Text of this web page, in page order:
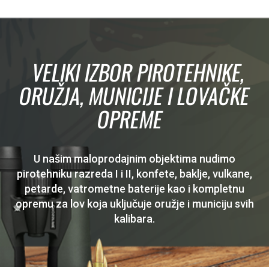
VELIKI IZBOR PIROTEHNIKE,
ORUŽJA, MUNICIJE I LOVAČKE
OPREME
U našim maloprodajnim objektima nudimo
pirotehniku razreda I i II, konfete, baklje, vulkane,
petarde, vatrometne baterije kao i kompletnu
opremu za lov koja uključuje oružje i municiju svih
kalibara.